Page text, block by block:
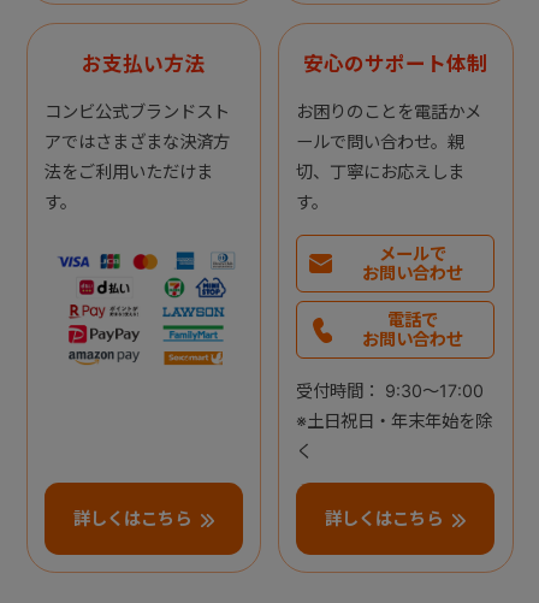
お支払い方法
コンビ公式ブランドスト
アではさまざまな決済方
法をご利用いただけま
す。
詳しくはこちら
安心のサポート体制
お困りのことを電話かメ
ールで問い合わせ。親
切、丁寧にお応えしま
す。
メールで
お問い合わせ
電話で
お問い合わせ
受付時間： 9:30～17:00
※土日祝日・年末年始を除
く
詳しくはこちら